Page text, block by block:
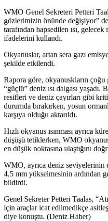
WMO Genel Sekreteri Petteri
gözlerimizin önünde değişiyor”
tarafından hapsedilen ısı,
ifadelerini kullandı.
Okyanuslar, artan sera gazı
şekilde etkilendi.
Rapora göre, okyanuskların
“güçlü” deniz ısı dalgası yaşadı.
resifleri ve deniz çayırları gibi
durumda bırakırken, yosun
karşıya olduğu aktarıldı.
Hızlı okyanus ısınması ayrıca
düşüşü tetiklerken, WMO
en düşük noktasına ulaştığını
WMO, ayrıca deniz seviyelerinin
4,5 mm yükselmesinin ardından
bildirdi.
Genel Sekreter Petteri Taalas,
için araçlar icat edilmedikçe
diye konuştu. (Deniz Haber)